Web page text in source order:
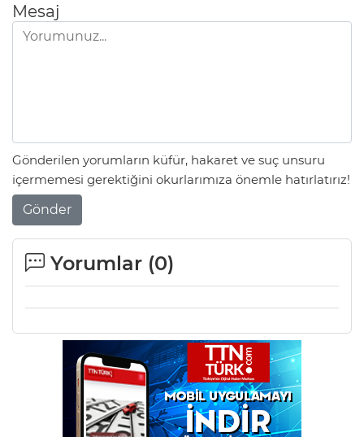
Mesaj
Gönderilen yorumların küfür, hakaret ve suç unsuru
içermemesi gerektiğini okurlarımıza önemle hatırlatırız!
Gönder
Yorumlar (0)